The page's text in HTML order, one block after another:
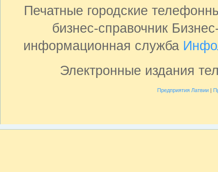
Печатные городские
бизнес-справочник
информационная служба
Электронные издания
Предприятия Латвии|